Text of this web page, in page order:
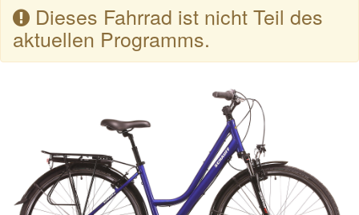
Dieses Fahrrad ist nicht Teil des
aktuellen Programms.